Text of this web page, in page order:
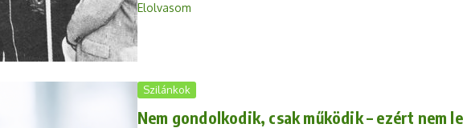
Elolvasom
Szilánkok
Nem gondolkodik, csak működik – ezért nem